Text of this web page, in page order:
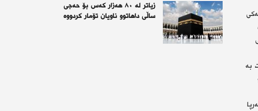
به‌
زیاتر لە ٨٠ هەزار کەس بۆ حەجی
ساڵی داهاتوو ناویان تۆمار کردووە